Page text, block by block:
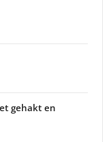
gehakt en